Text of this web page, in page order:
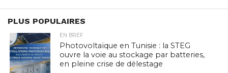
PLUS POPULAIRES
EN BREF
Photovoltaïque en Tunisie : la STEG
ouvre la voie au stockage par batteries,
en pleine crise de délestage